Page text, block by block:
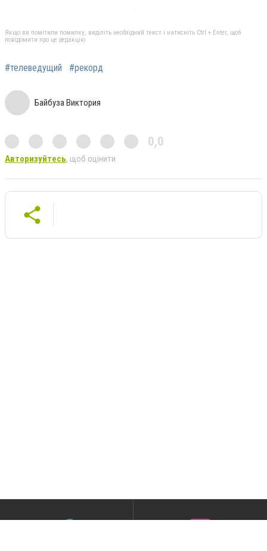
Якщо ви помітили помилку, виділіть необхідний текст і натисніть Ctrl + Enter, щоб
повідомити про це редакцію
#телеведущий #рекорд
Байбуза Виктория
0,0
Авторизуйтесь, щоб оцінити